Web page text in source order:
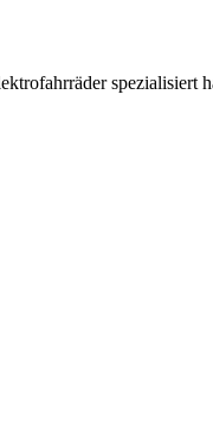
spezialisiert